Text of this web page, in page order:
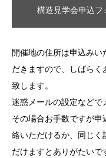
構造見学会申込フ
開催地の住所は申込み
だきますので、しばら
致します。
迷惑メールの設定などで
その場合お手数ですが
絡いただけるか、同じく
だけますとありがたいで